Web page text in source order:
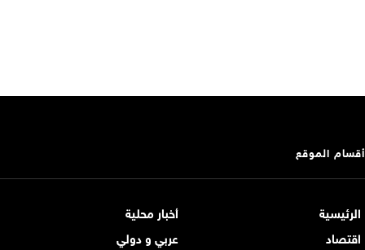
أقسام الموقع
الرئيسية
أخبار محلية
اقتصاد
عربي و دولي